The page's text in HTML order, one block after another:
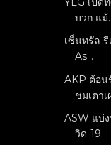
บวก แม้
เซ็นทรัล รี
As...
AKP ต้อน
ชมเตาเ
ASW แบ่
วิด-19